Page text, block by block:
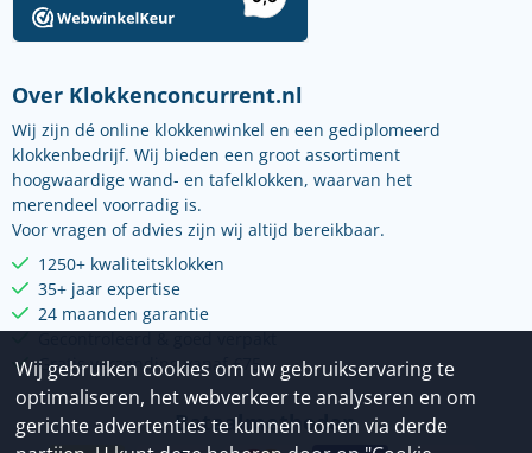
Over Klokkenconcurrent.nl
Wij zijn dé online klokkenwinkel en een gediplomeerd
klokkenbedrijf. Wij bieden een groot assortiment
hoogwaardige wand- en tafelklokken, waarvan het
merendeel voorradig is.
Voor vragen of advies zijn wij altijd bereikbaar.
1250+ kwaliteitsklokken
35+ jaar expertise
24 maanden garantie
Gecontroleerd & goed verpakt
Gratis verzending vanaf €75
Betaalmethoden
Wij gebruiken cookies om uw gebruikservaring te
optimaliseren, het webverkeer te analyseren en om
gerichte advertenties te kunnen tonen via derde